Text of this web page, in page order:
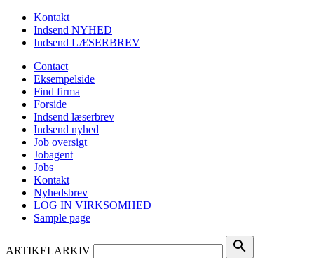
Kontakt
Indsend NYHED
Indsend LÆSERBREV
Contact
Eksempelside
Find firma
Forside
Indsend læserbrev
Indsend nyhed
Job oversigt
Jobagent
Jobs
Kontakt
Nyhedsbrev
LOG IN VIRKSOMHED
Sample page
ARTIKELARKIV search